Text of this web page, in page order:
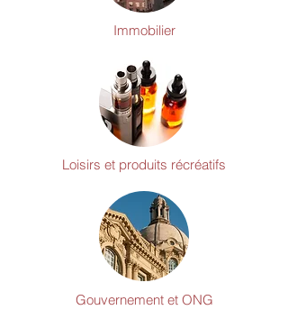
Immobilier
Loisirs et produits récréatifs
Gouvernement et ONG